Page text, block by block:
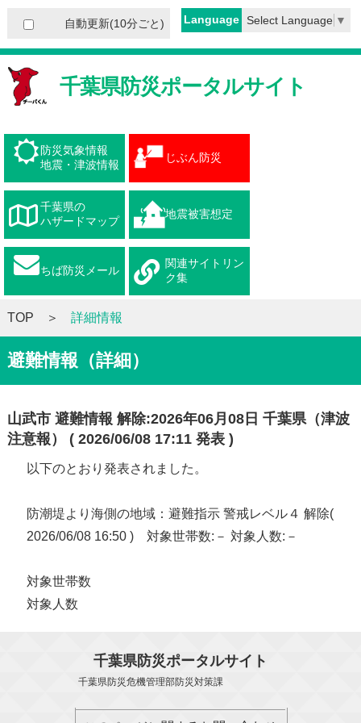
自動更新(10分ごと) Language Select Language ▼
千葉県防災ポータルサイト
防災気象情報
地震・津波情報
じぶん防災
千葉県の
ハザードマップ
地震被害想定
ちば防災メール
関連サイトリン
ク集
TOP 詳細情報
避難情報（詳細）
山武市 避難情報 解除:2026年06月08日 千葉県（津波
注意報） ( 2026/06/08 17:11 発表 )
以下のとおり発表されました。
防潮堤より海側の地域：避難指示 警戒レベル４ 解除(
2026/06/08 16:50 ) 対象世帯数:－ 対象人数:－
対象世帯数
対象人数
千葉県防災ポータルサイト
千葉県防災危機管理部防災対策課